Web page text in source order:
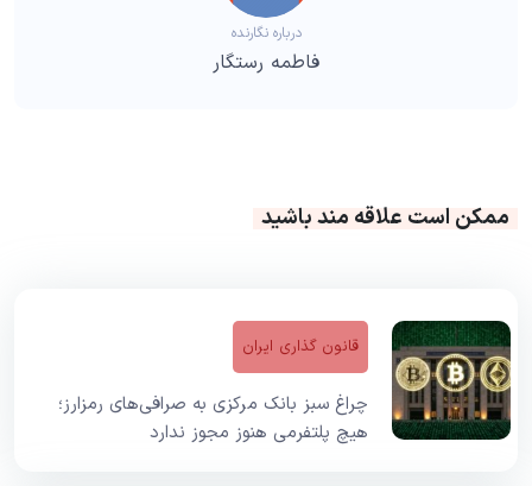
درباره نگارنده
فاطمه رستگار
ممکن است علاقه مند باشید
قانون گذاری ایران
چراغ سبز بانک مرکزی به صرافی‌های رمزارز؛
هیچ پلتفرمی هنوز مجوز ندارد